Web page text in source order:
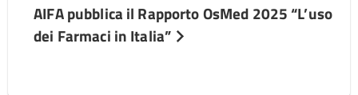
AIFA pubblica il Rapporto OsMed 2025 “L’uso
dei Farmaci in Italia”